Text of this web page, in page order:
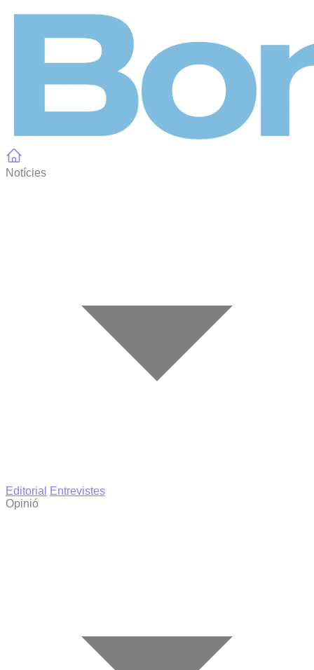
Notícies
Editorial
Entrevistes
Opinió